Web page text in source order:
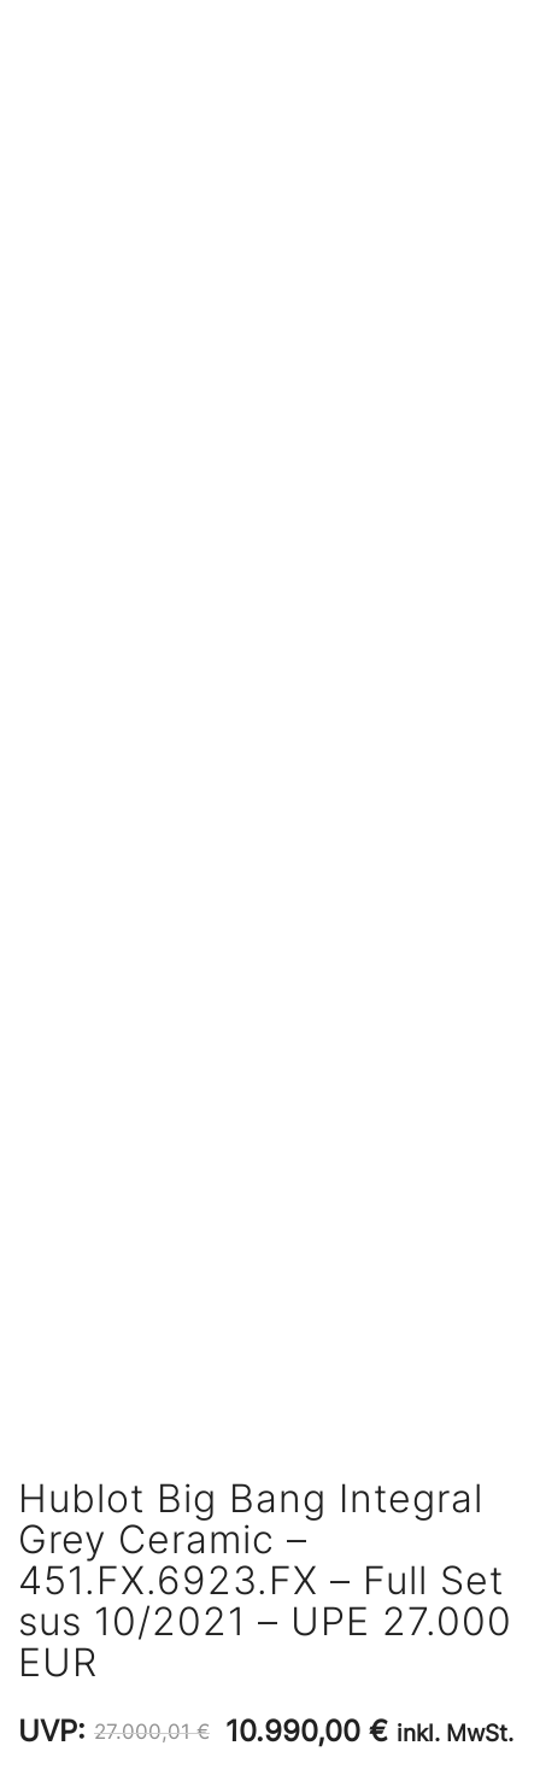
Hublot Big Bang Integral
Grey Ceramic –
451.FX.6923.FX – Full Set
sus 10/2021 – UPE 27.000
EUR
UVP: 27.000,01€
Ursprünglicher
10.990,00 €Aktueller
inkl. MwSt.